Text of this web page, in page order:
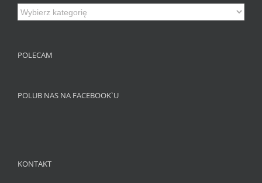
Więcej
na
POLECAM
POLUB NAS NA FACEBOOK`U
KONTAKT